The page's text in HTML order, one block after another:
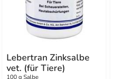
Lebertran Zinksalbe
vet. (für Tiere)
100 g Salbe